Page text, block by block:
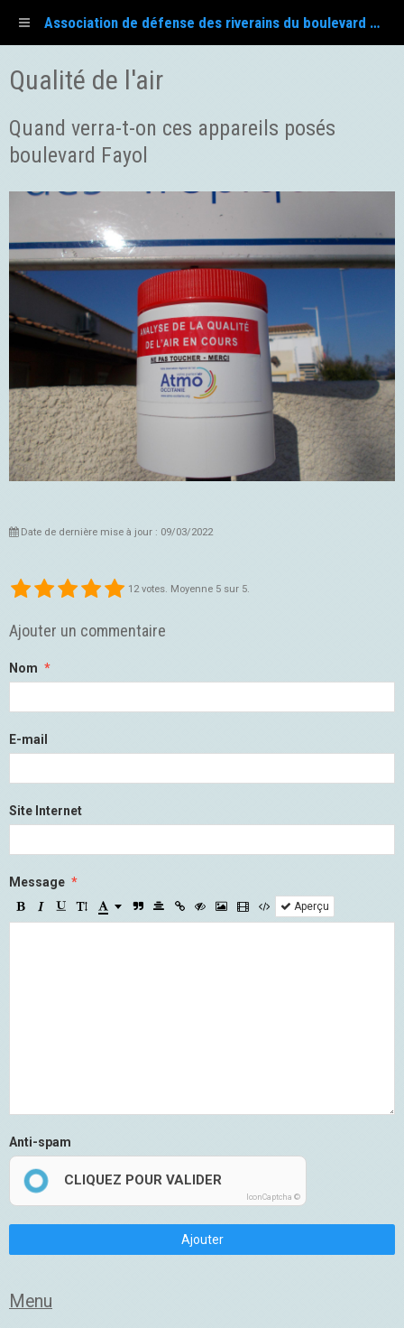
Association de défense des riverains du boulevard Fayol
Qualité de l'air
Quand verra-t-on ces appareils posés
boulevard Fayol
Date de dernière mise à jour : 09/03/2022
12votes. Moyenne 5 sur 5.
Ajouter un commentaire
Nom
E-mail
Site Internet
Message
Aperçu
Anti-spam
CLIQUEZ POUR VALIDER
IconCaptcha ©
Ajouter
Menu